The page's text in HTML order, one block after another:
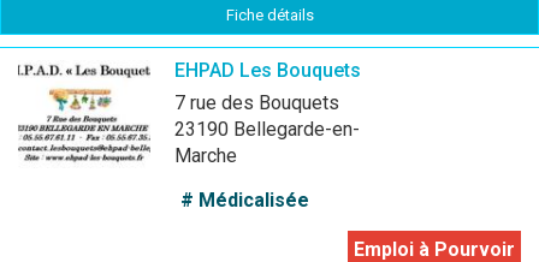
Fiche détails
EHPAD Les Bouquets
7 rue des Bouquets
23190 Bellegarde-en-
Marche
# Médicalisée
Emploi à Pourvoir